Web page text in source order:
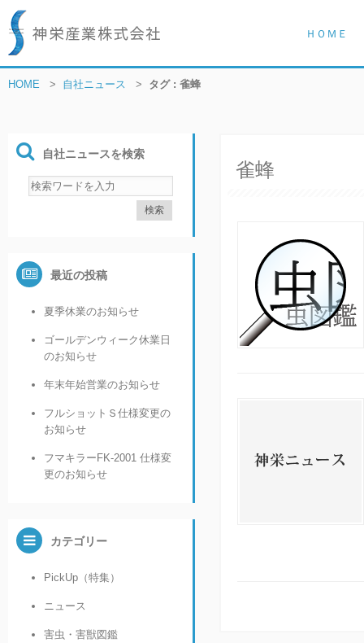
ＨＯＭＥ
HOME > 自社ニュース > タグ : 雀蜂
雀蜂
自社ニュースを検索
最近の投稿
夏季休業のお知らせ
ゴールデンウィーク休業日
のお知らせ
年末年始営業のお知らせ
フルショットＳ仕様変更の
お知らせ
フマキラーFK-2001 仕様変
更のお知らせ
カテゴリー
PickUp（特集）
ニュース
害虫・害獣図鑑